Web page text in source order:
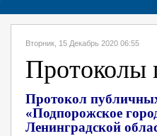
Вторник, 15 Декабрь 2020 06:55
Протоколы
Протокол
«Подпорожское
Ленинградской